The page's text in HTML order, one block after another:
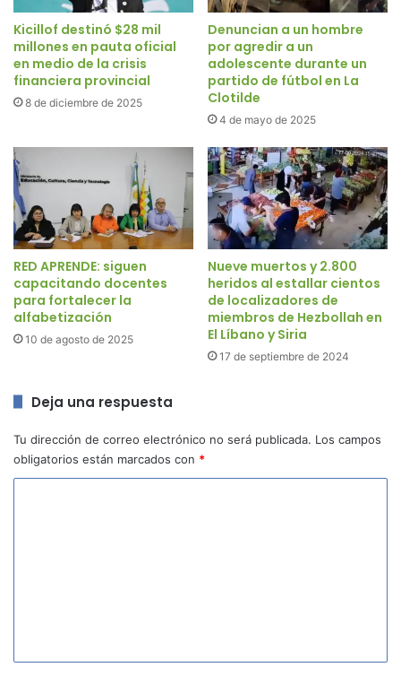
Kicillof destinó $28 mil
millones en pauta oficial
en medio de la crisis
financiera provincial
8 de diciembre de 2025
Denuncian a un hombre
por agredir a un
adolescente durante un
partido de fútbol en La
Clotilde
4 de mayo de 2025
RED APRENDE: siguen
capacitando docentes
para fortalecer la
alfabetización
10 de agosto de 2025
Nueve muertos y 2.800
heridos al estallar cientos
de localizadores de
miembros de Hezbollah en
El Líbano y Siria
17 de septiembre de 2024
Deja una respuesta
Tu dirección de correo electrónico no será publicada. Los campos
obligatorios están marcados con *